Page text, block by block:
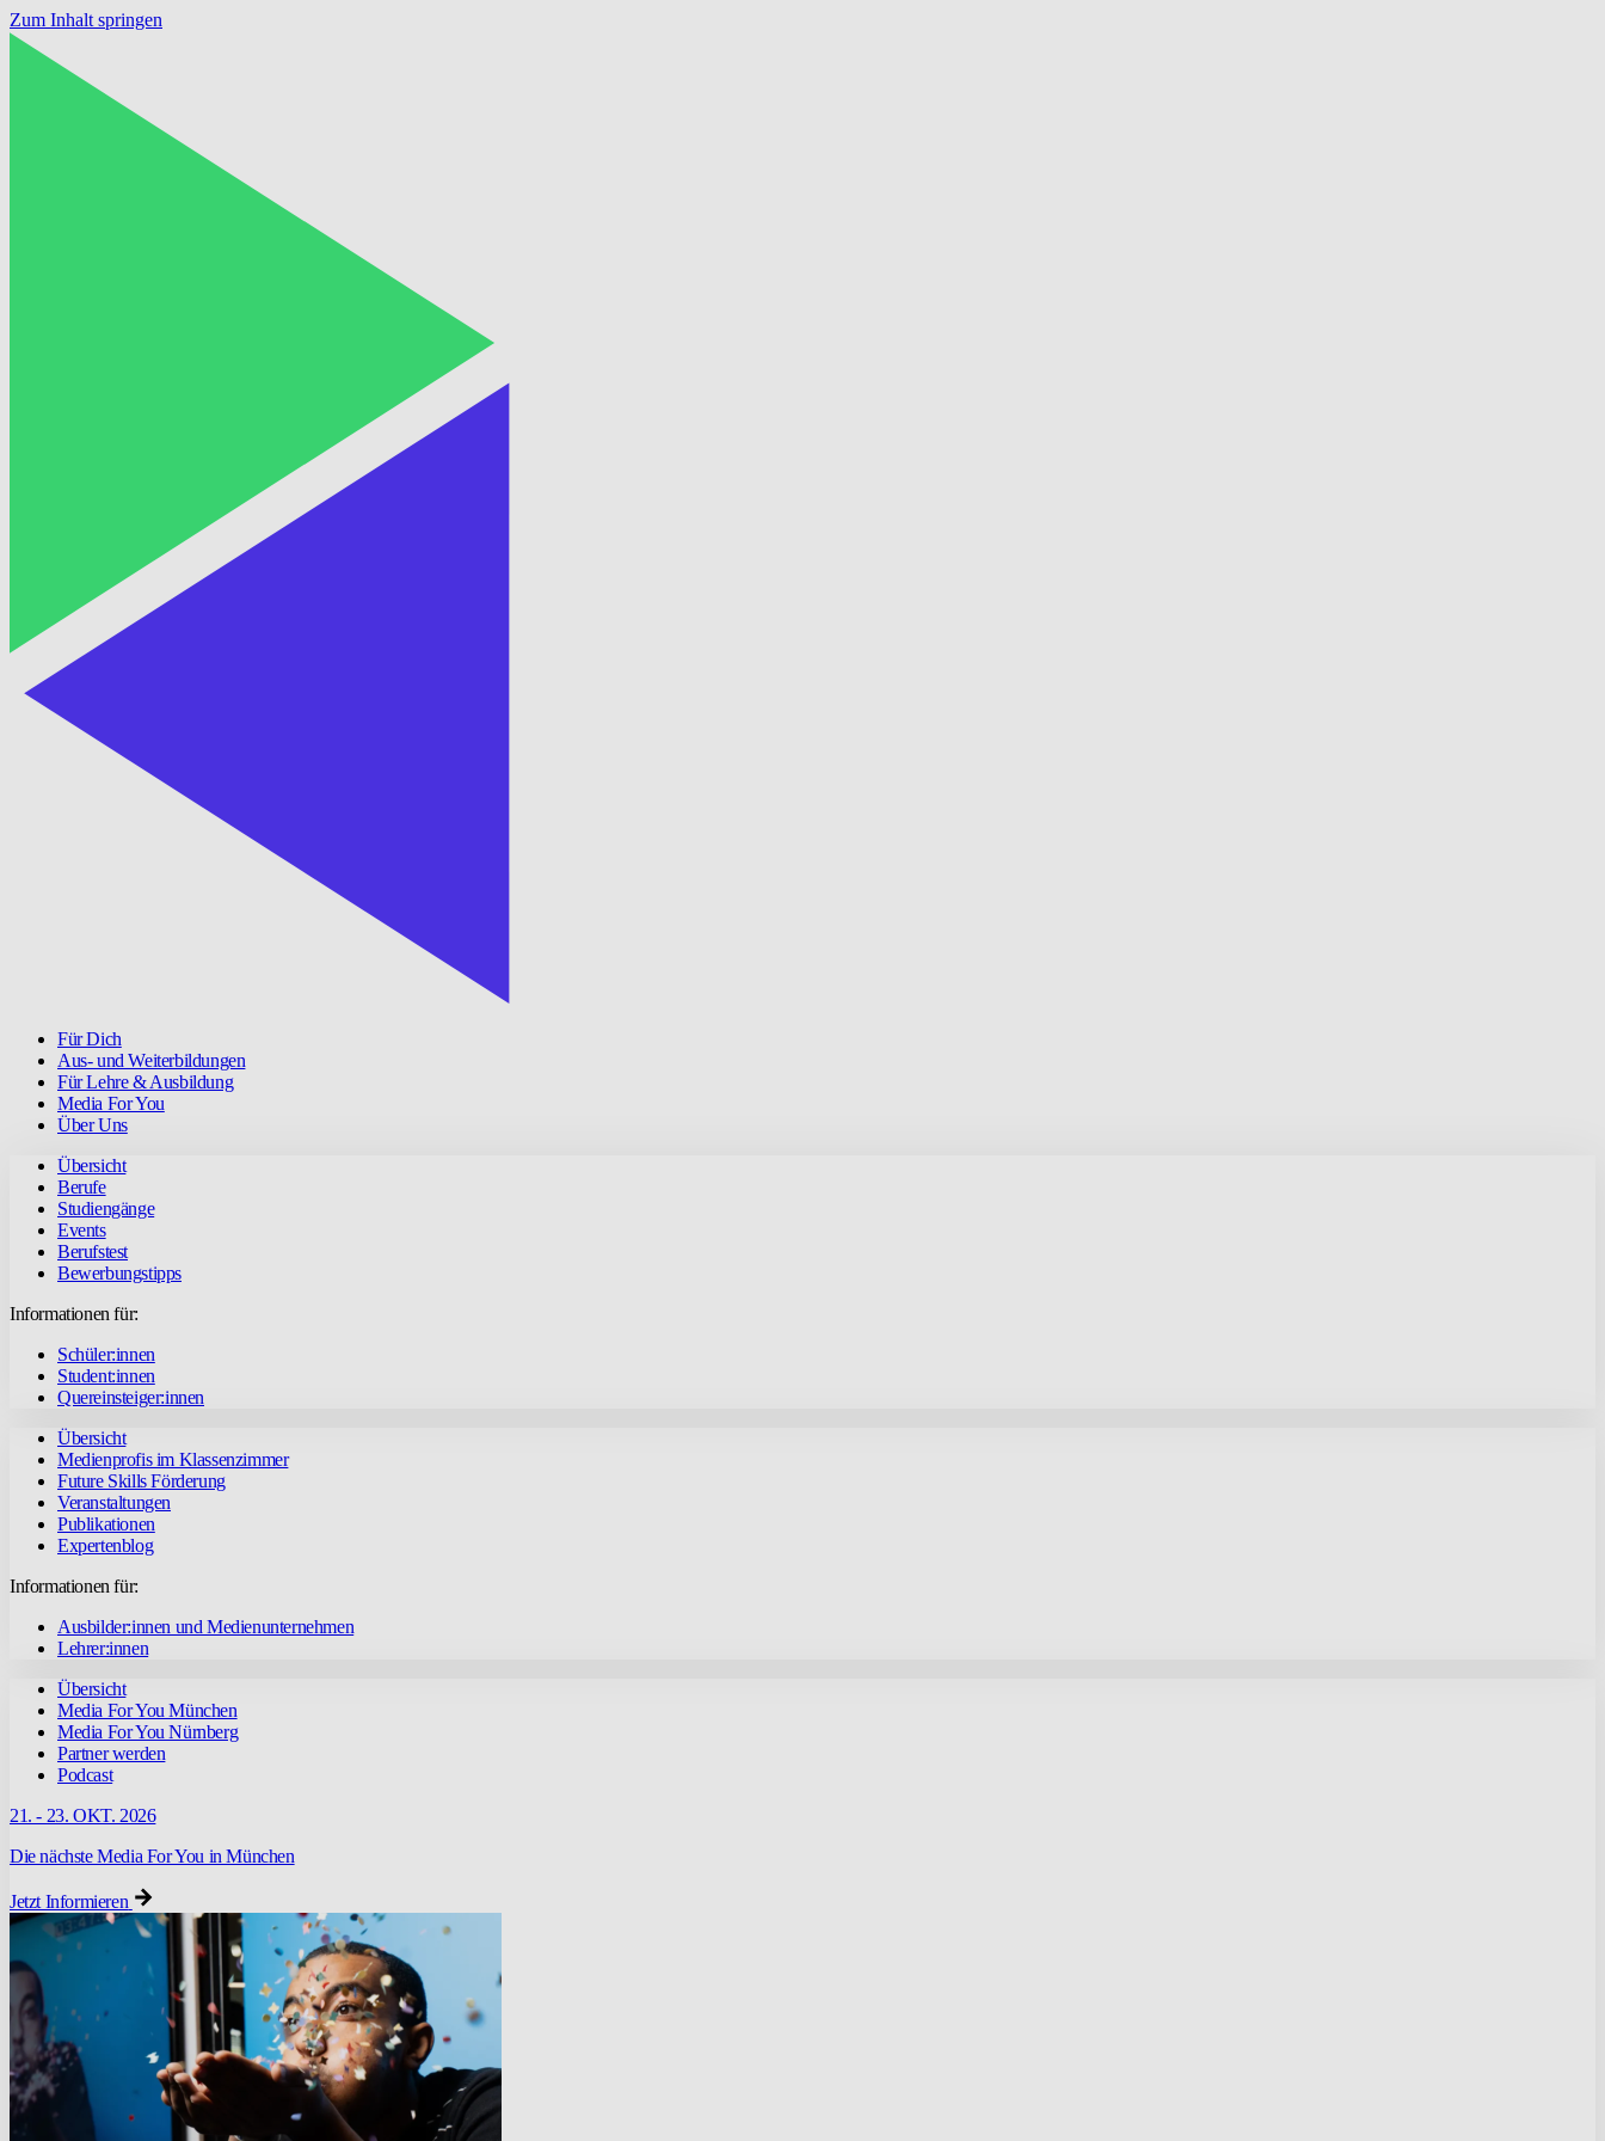
Zum Inhalt springen
Für Dich
Aus- und Weiterbildungen
Für Lehre & Ausbildung
Media For You
Über Uns
Übersicht
Berufe
Studiengänge
Events
Berufstest
Bewerbungstipps
Informationen für:
Schüler:innen
Student:innen
Quereinsteiger:innen
Übersicht
Medienprofis im Klassenzimmer
Future Skills Förderung
Veranstaltungen
Publikationen
Expertenblog
Informationen für:
Ausbilder:innen und Medienunternehmen
Lehrer:innen
Übersicht
Media For You München
Media For You Nürnberg
Partner werden
Podcast
21. - 23. OKT. 2026
Die nächste Media For You in München
Jetzt Informieren